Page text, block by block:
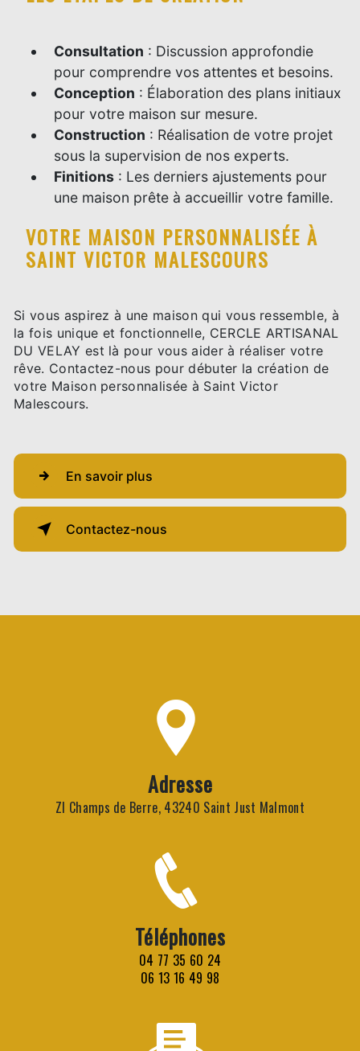
Consultation : Discussion approfondie
pour comprendre vos attentes et besoins.
Conception : Élaboration des plans initiaux
pour votre maison sur mesure.
Construction : Réalisation de votre projet
sous la supervision de nos experts.
Finitions : Les derniers ajustements pour
une maison prête à accueillir votre famille.
VOTRE MAISON PERSONNALISÉE À
SAINT VICTOR MALESCOURS
Si vous aspirez à une maison qui vous ressemble, à
la fois unique et fonctionnelle, CERCLE ARTISANAL
DU VELAY est là pour vous aider à réaliser votre
rêve. Contactez-nous pour débuter la création de
votre Maison personnalisée à Saint Victor
Malescours.
En savoir plus
Contactez-nous
Adresse
ZI Champs de Berre, 43240 Saint Just Malmont
Téléphones
04 77 35 60 24
06 13 16 49 98